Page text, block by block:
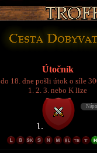
Útočník
do 18. dne pošli útok o síle
1. 2. 3. nebo K lize